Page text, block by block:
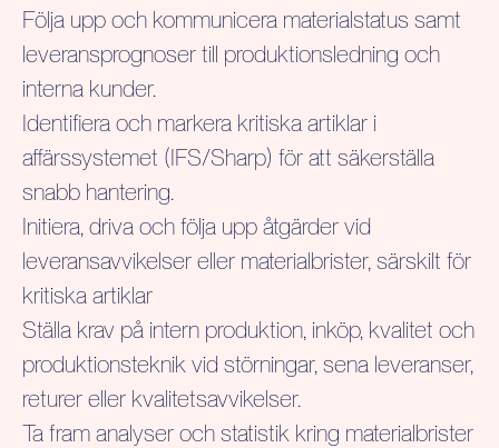
Följa upp och kommunicera materialstatus samt
leveransprognoser till produktionsledning och
interna kunder.
Identifiera och markera kritiska artiklar i
affärssystemet (IFS/Sharp) för att säkerställa
snabb hantering.
Initiera, driva och följa upp åtgärder vid
leveransavvikelser eller materialbrister, särskilt för
kritiska artiklar
Ställa krav på intern produktion, inköp, kvalitet och
produktionsteknik vid störningar, sena leveranser,
returer eller kvalitetsavvikelser.
Ta fram analyser och statistik kring materialbrister